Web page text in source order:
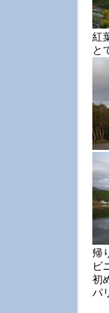
紅
と
帰
ビ
初
パ